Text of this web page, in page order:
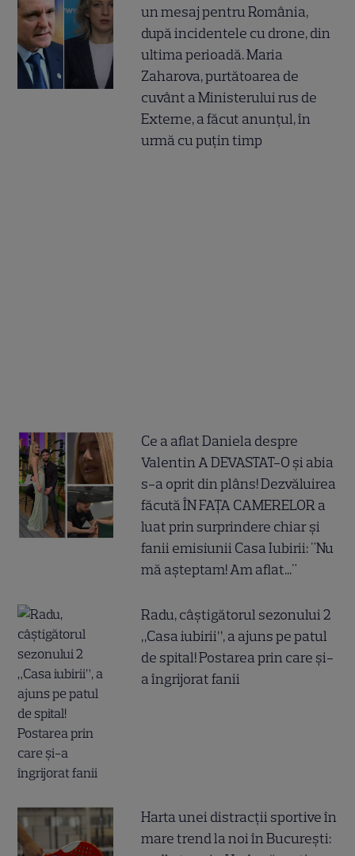
un mesaj pentru România,
după incidentele cu drone, din
ultima perioadă. Maria
Zaharova, purtătoarea de
cuvânt a Ministerului rus de
Externe, a făcut anunțul, în
urmă cu puțin timp
Ce a aflat Daniela despre
Valentin A DEVASTAT-O și abia
s-a oprit din plâns! Dezvăluirea
făcută ÎN FAȚA CAMERELOR a
luat prin surprindere chiar și
fanii emisiunii Casa Iubirii: "Nu
mă așteptam! Am aflat..."
Radu, câștigătorul sezonului 2
„Casa iubirii”, a ajuns pe patul
de spital! Postarea prin care și-
a îngrijorat fanii
Harta unei distracții sportive în
mare trend la noi în București: